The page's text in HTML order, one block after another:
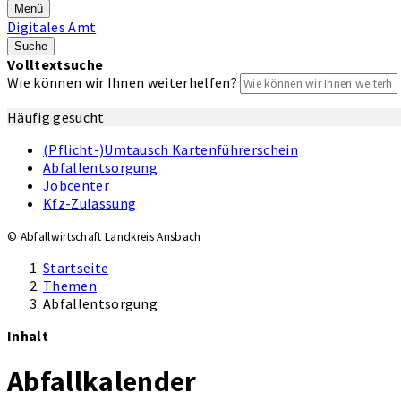
Menü
Digitales Amt
Suche
Volltextsuche
Wie können wir Ihnen weiterhelfen?
Häufig gesucht
(Pflicht-)Umtausch Kartenführerschein
Abfallentsorgung
Jobcenter
Kfz-Zulassung
© Abfallwirtschaft Landkreis Ansbach
Startseite
Themen
Abfallentsorgung
Inhalt
Abfallkalender